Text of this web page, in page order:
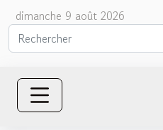
dimanche 9 août 2026